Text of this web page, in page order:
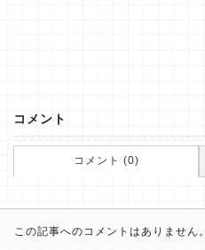
コメント
コメント (0)
この記事へのコメントはありません。